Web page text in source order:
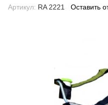
Артикул: RA 2221 Оставить